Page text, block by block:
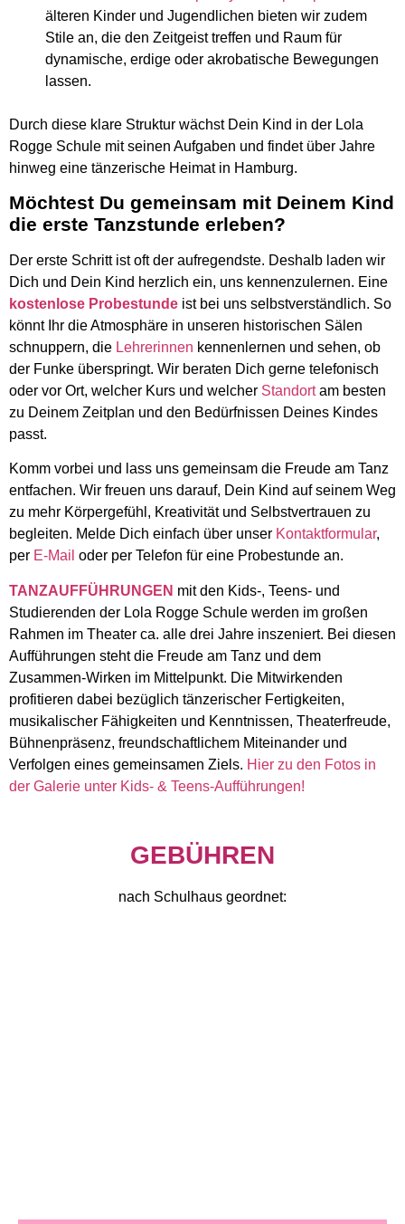
älteren Kinder und Jugendlichen bieten wir zudem
Stile an, die den Zeitgeist treffen und Raum für
dynamische, erdige oder akrobatische Bewegungen
lassen.
Durch diese klare Struktur wächst Dein Kind in der Lola
Rogge Schule mit seinen Aufgaben und findet über Jahre
hinweg eine tänzerische Heimat in Hamburg.
Möchtest Du gemeinsam mit Deinem Kind
die erste Tanzstunde erleben?
Der erste Schritt ist oft der aufregendste. Deshalb laden wir
Dich und Dein Kind herzlich ein, uns kennenzulernen. Eine
kostenlose Probestunde ist bei uns selbstverständlich. So
könnt Ihr die Atmosphäre in unseren historischen Sälen
schnuppern, die Lehrerinnen kennenlernen und sehen, ob
der Funke überspringt. Wir beraten Dich gerne telefonisch
oder vor Ort, welcher Kurs und welcher Standortam besten
zu Deinem Zeitplan und den Bedürfnissen Deines Kindes
passt.
Komm vorbei und lass uns gemeinsam die Freude am Tanz
entfachen. Wir freuen uns darauf, Dein Kind auf seinem Weg
zu mehr Körpergefühl, Kreativität und Selbstvertrauen zu
begleiten. Melde Dich einfach über unser Kontaktformular,
per E-Mail oder per Telefon für eine Probestunde an.
TANZAUFFÜHRUNGEN mit den Kids-, Teens- und
Studierenden der Lola Rogge Schule werden im großen
Rahmen im Theater ca. alle drei Jahre inszeniert. Bei diesen
Aufführungen steht die Freude am Tanz und dem
Zusammen-Wirken im Mittelpunkt. Die Mitwirkenden
profitieren dabei bezüglich tänzerischer Fertigkeiten,
musikalischer Fähigkeiten und Kenntnissen, Theaterfreude,
Bühnenpräsenz, freundschaftlichem Miteinander und
Verfolgen eines gemeinsamen Ziels. Hier zu den Fotos in
der Galerie unter Kids- & Teens-Aufführungen!
GEBÜHREN
nach Schulhaus geordnet: